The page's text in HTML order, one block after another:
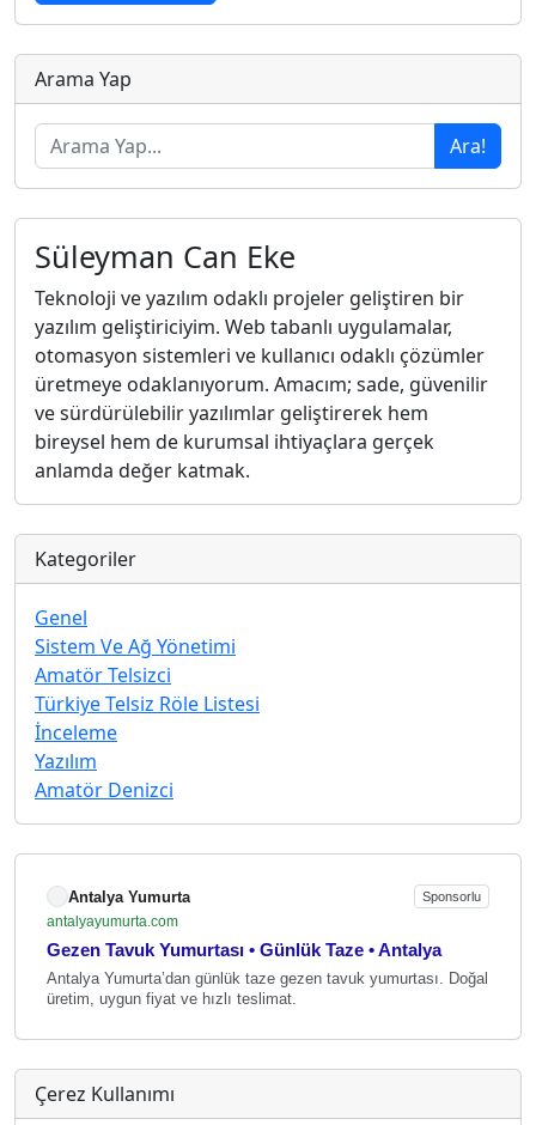
Arama Yap
Ara!
Süleyman Can Eke
Teknoloji ve yazılım odaklı projeler geliştiren bir
yazılım geliştiriciyim. Web tabanlı uygulamalar,
otomasyon sistemleri ve kullanıcı odaklı çözümler
üretmeye odaklanıyorum. Amacım; sade, güvenilir
ve sürdürülebilir yazılımlar geliştirerek hem
bireysel hem de kurumsal ihtiyaçlara gerçek
anlamda değer katmak.
Kategoriler
Genel
Sistem Ve Ağ Yönetimi
Amatör Telsizci
Türkiye Telsiz Röle Listesi
İnceleme
Yazılım
Amatör Denizci
Antalya Yumurta Sponsorlu
antalyayumurta.com
Gezen Tavuk Yumurtası • Günlük Taze • Antalya
Antalya Yumurta’dan günlük taze gezen tavuk yumurtası. Doğal
üretim, uygun fiyat ve hızlı teslimat.
Çerez Kullanımı